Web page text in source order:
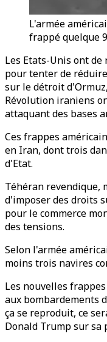
L'armée
frappé quelque
Les Etats-Unis ont
pour tenter de
sur le détroit
Révolution iraniens
attaquant des bases
Ces frappes
en Iran, dont trois
d'Etat.
Téhéran revendique,
d'imposer des droits
pour le commerce
des tensions.
Selon l'armée
moins trois navires
Les nouvelles
aux bombardements
ça se reproduit, ce
Donald Trump sur sa